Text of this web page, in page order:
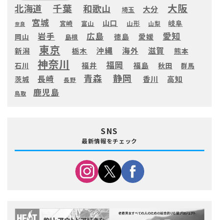
北海道 千葉 和歌山 埼玉 大分 大阪
奈良 宮城 宮崎 富山 山口 山形 山梨
岐阜
岡山
岩手 島根 広島 徳島 愛媛 愛知
新潟 東京 栃木 沖縄 海外 滋賀
熊本
石川
神奈川 福井 福岡 福島 秋田 群馬
茨城 長崎 長野 青森 静岡 香川 高知
鳥取 鹿児島
SNS
最新情報をチェック